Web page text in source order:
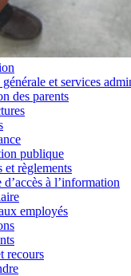
et services
des parents
publique
et règlements
d’accès à l’information
employés
recours